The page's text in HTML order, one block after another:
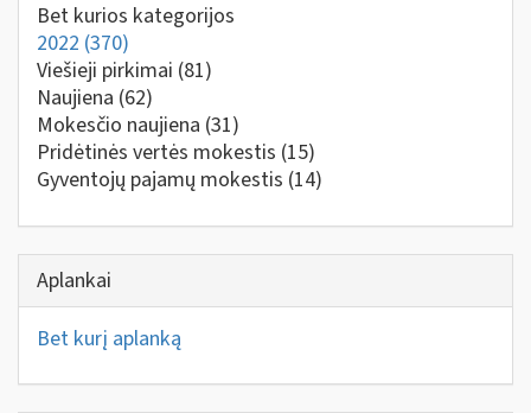
Bet kurios kategorijos
2022 (370)
Viešieji pirkimai (81)
Naujiena (62)
Mokesčio naujiena (31)
Pridėtinės vertės mokestis (15)
Gyventojų pajamų mokestis (14)
Aplankai
Bet kurį aplanką